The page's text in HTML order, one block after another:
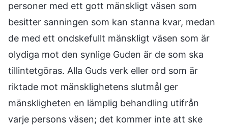
personer med ett gott mänskligt väsen som
besitter sanningen som kan stanna kvar, medan
de med ett ondskefullt mänskligt väsen som är
olydiga mot den synlige Guden är de som ska
tillintetgöras. Alla Guds verk eller ord som är
riktade mot mänsklighetens slutmål ger
mänskligheten en lämplig behandling utifrån
varje persons väsen; det kommer inte att ske